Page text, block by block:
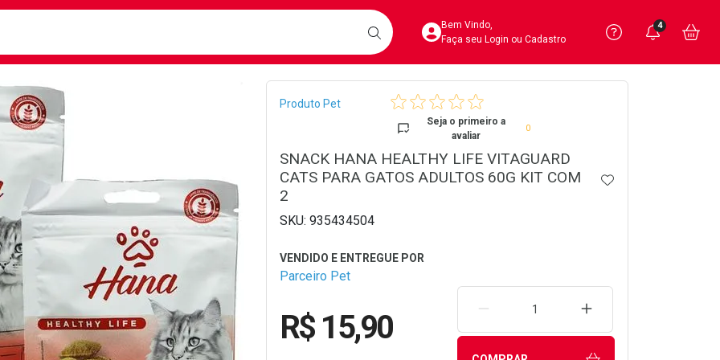
BUSCARAcesse sua Conta
Bem Vindo,
Faça seu Login ou Cadastro
Precisa
Ver Recursos
Você
4
Breadcrumb
Produto Pet
Seja o primeiro a
avaliar
0
SNACK HANA HEALTHY LIFE VITAGUARD
CATS PARA GATOS ADULTOS 60G KIT COM
2
ADICIONAR AOS
935434504
Parceiro Pet
R$ 15,90
REMOVER UMA UNIDADEAUMENTAR UMA